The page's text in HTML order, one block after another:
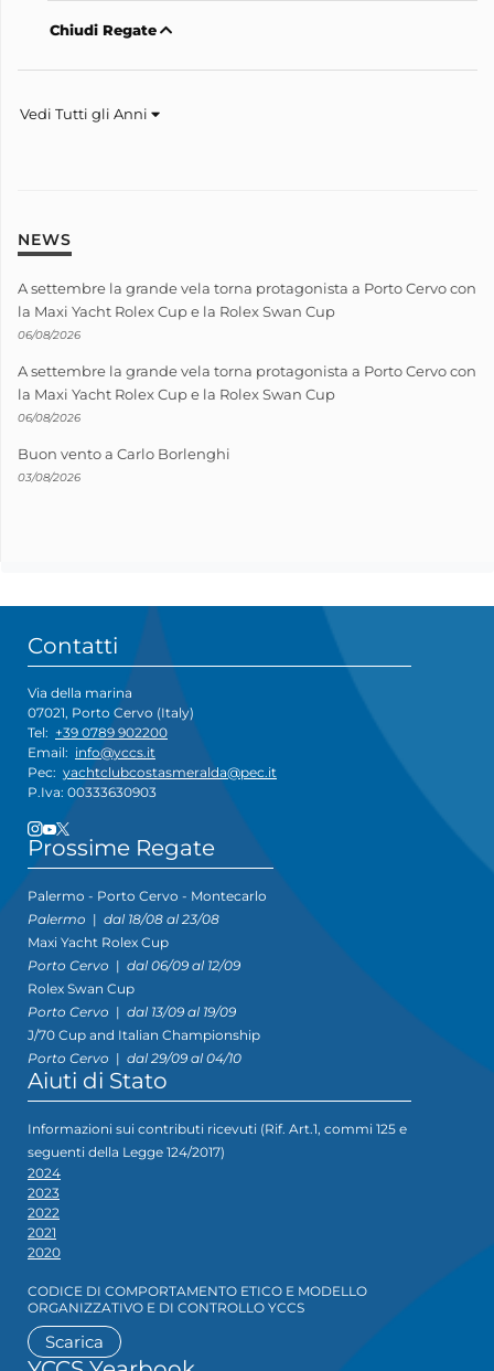
Chiudi Regate
Vedi Tutti gli Anni
NEWS
A settembre la grande vela torna protagonista a Porto Cervo con
la Maxi Yacht Rolex Cup e la Rolex Swan Cup
06/08/2026
A settembre la grande vela torna protagonista a Porto Cervo con
la Maxi Yacht Rolex Cup e la Rolex Swan Cup
06/08/2026
Buon vento a Carlo Borlenghi
03/08/2026
Contatti
Via della marina
07021, Porto Cervo (Italy)
Tel: +39 0789 902200
Email: info@yccs.it
Pec: yachtclubcostasmeralda@pec.it
P.Iva: 00333630903
Prossime Regate
Palermo - Porto Cervo - Montecarlo
Palermo | dal 18/08 al 23/08
Maxi Yacht Rolex Cup
Porto Cervo | dal 06/09 al 12/09
Rolex Swan Cup
Porto Cervo | dal 13/09 al 19/09
J/70 Cup and Italian Championship
Porto Cervo | dal 29/09 al 04/10
Aiuti di Stato
Informazioni sui contributi ricevuti (Rif. Art.1, commi 125 e
seguenti della Legge 124/2017)
2024
2023
2022
2021
2020
CODICE DI COMPORTAMENTO ETICO E MODELLO
ORGANIZZATIVO E DI CONTROLLO YCCS
Scarica